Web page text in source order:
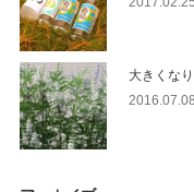
大きくな